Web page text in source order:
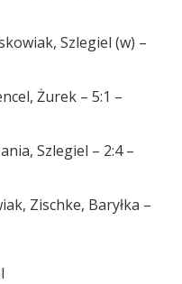
Szlegiel (w) –
Żurek – 5:1 –
Szlegiel – 2:4 –
Zischke, Baryłka –